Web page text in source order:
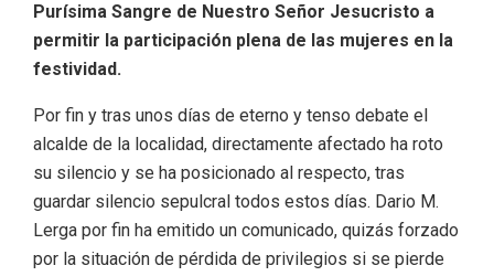
Purísima Sangre de Nuestro Señor Jesucristo a
permitir la participación plena de las mujeres en la
festividad.
Por fin y tras unos días de eterno y tenso debate el
alcalde de la localidad, directamente afectado ha roto
su silencio y se ha posicionado al respecto, tras
guardar silencio sepulcral todos estos días. Dario M.
Lerga por fin ha emitido un comunicado, quizás forzado
por la situación de pérdida de privilegios si se pierde